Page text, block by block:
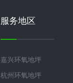
服务地区
嘉兴环氧地坪
杭州环氧地坪